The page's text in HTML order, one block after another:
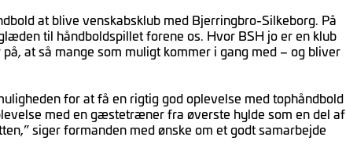
at blive venskabsklub med Bjerringbro-Silkeborg. På
til håndboldspillet forene os. Hvor BSH jo er en klub
at så mange som muligt kommer i gang med – og bliver
for at få en rigtig god oplevelse med tophåndbold
med en gæstetræner fra øverste hylde som en del af
siger formanden med ønske om et godt samarbejde